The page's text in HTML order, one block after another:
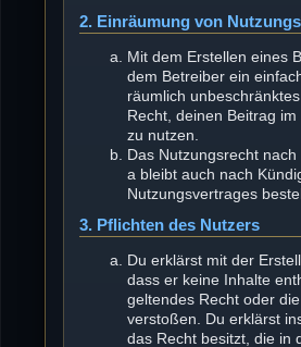
2. Einräumung von
Mit dem Erstellen eines
dem Betreiber ein
räumlich
Recht, deinen Beitrag
zu nutzen.
Das Nutzungsrecht
a bleibt auch nach
Nutzungsvertrages
3. Pflichten des Nutzers
Du erklärst mit der
dass er keine Inhalte
geltendes Recht oder
verstoßen. Du erklärst
das Recht besitzt, die in